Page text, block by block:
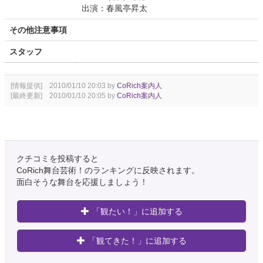
出演：春風亭昇太
その他注意事項
スタッフ
[情報提供] 2010/01/10 20:03 by CoRich案内人
[最終更新] 2010/01/10 20:05 by CoRich案内人
クチコミを投稿すると
CoRich舞台芸術！のランキングに反映されます。
面白そうな舞台を応援しましょう！
「観たい！」に追加する
「観てきた！」に追加する